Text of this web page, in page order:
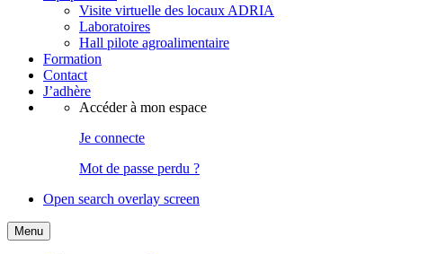
Visite virtuelle des locaux ADRIA
Laboratoires
Hall pilote agroalimentaire
Formation
Contact
J’adhère
Accéder à mon espace
Je connecte
Mot de passe perdu ?
Open search overlay screen
Menu